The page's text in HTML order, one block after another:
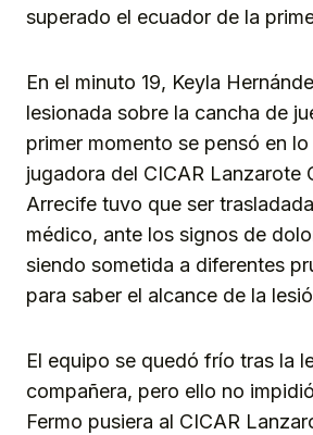
superado el ecuador de la
En el minuto 19, Keyla
lesionada sobre la cancha de
primer momento se pensó en
jugadora del CICAR Lanzarote
Arrecife tuvo que ser
médico, ante los signos de
siendo sometida a diferentes
para saber el alcance de la
El equipo se quedó frío tras la
compañera, pero ello no
Fermo pusiera al CICAR